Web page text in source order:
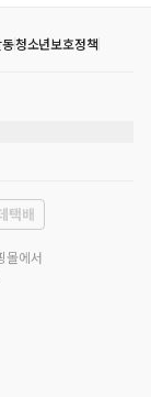
청소년보호정책
택배
몰에서